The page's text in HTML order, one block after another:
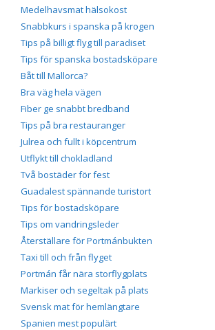
Medelhavsmat hälsokost
Snabbkurs i spanska på krogen
Tips på billigt flyg till paradiset
Tips för spanska bostadsköpare
Båt till Mallorca?
Bra väg hela vägen
Fiber ge snabbt bredband
Tips på bra restauranger
Julrea och fullt i köpcentrum
Utflykt till chokladland
Två bostäder för fest
Guadalest spännande turistort
Tips för bostadsköpare
Tips om vandringsleder
Återställare för Portmánbukten
Taxi till och från flyget
Portmán får nära storflygplats
Markiser och segeltak på plats
Svensk mat för hemlängtare
Spanien mest populärt